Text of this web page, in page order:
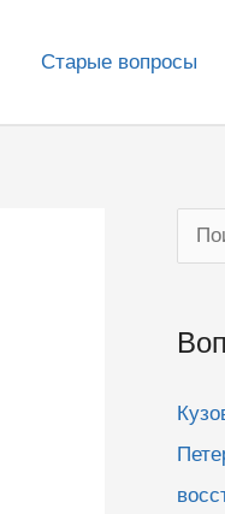
Старые вопросы
о
с